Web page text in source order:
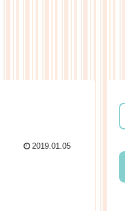
2019.01.05